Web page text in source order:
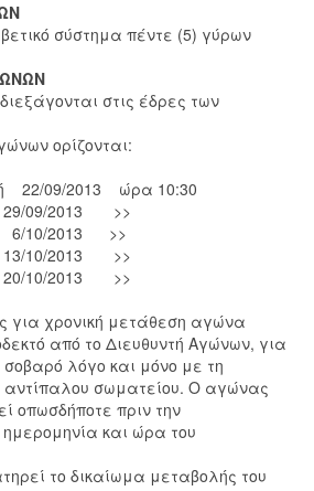
σύστημα πέντε (5) γύρων
στις έδρες των
ορίζονται:
22/09/2013 ώρα 10:30
09/2013 >>
10/2013 >>
10/2013 >>
10/2013 >>
χρονική μετάθεση αγώνα
από το Διευθυντή Αγώνων, για
λόγο και μόνο με τη
σωματείου. Ο αγώνας
οπωσδήποτε πριν την
και ώρα του
το δικαίωμα μεταβολής του